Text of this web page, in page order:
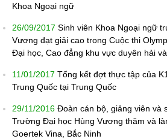
Khoa Ngoại ngữ
26/09/2017 Sinh viên Khoa Ngoại ngữ
Vương đạt giải cao trong Cuộc thi
Đại học, Cao đẳng khu vực duyên hải
11/01/2017 Tổng kết đợt thực tập của
Trung Quốc tại Trung Quốc
29/11/2016 Đoàn cán bộ, giảng viên và
Trường Đại học Hùng Vương thăm và
Goertek Vina, Bắc Ninh